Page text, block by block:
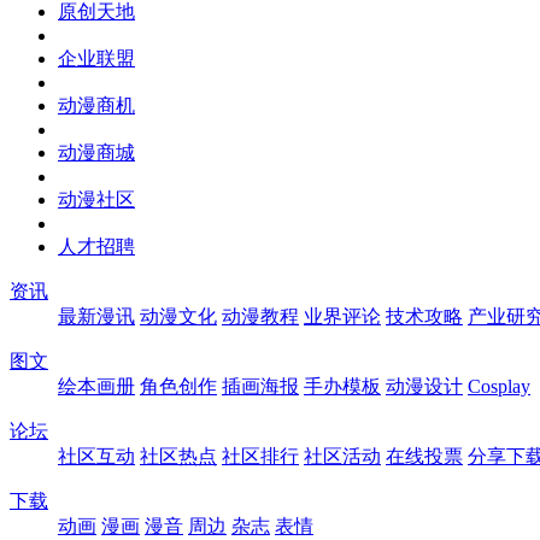
原创天地
企业联盟
动漫商机
动漫商城
动漫社区
人才招聘
资讯
最新漫讯 动漫文化 动漫教程 业界评论 技术攻略 产业研
图文
绘本画册 角色创作 插画海报 手办模板 动漫设计 Cosplay
论坛
社区互动 社区热点 社区排行 社区活动 在线投票 分享下
下载
动画 漫画 漫音 周边 杂志 表情